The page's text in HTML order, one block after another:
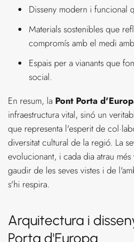
Disseny modern i funcional
Materials sostenibles que
compromís amb el medi
Espais per a vianants que
social.
En resum, la Pont Porta
infraestructura vital, sinó un
que representa l'esperit de
diversitat cultural de la regió. La
evolucionant, i cada dia atrau
gaudir de les seves vistes i de
s'hi respira.
Arquitectura i
Porta d'Europa